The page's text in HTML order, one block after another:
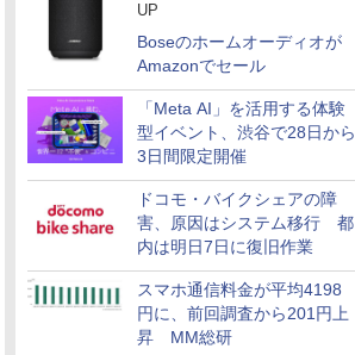
UP
Boseのホームオーディオが
Amazonでセール
「Meta AI」を活用する体験
型イベント、渋谷で28日から
3日間限定開催
ドコモ・バイクシェアの障
害、原因はシステム移行 都
内は明日7日に復旧作業
スマホ通信料金が平均4198
円に、前回調査から201円上
昇 MM総研